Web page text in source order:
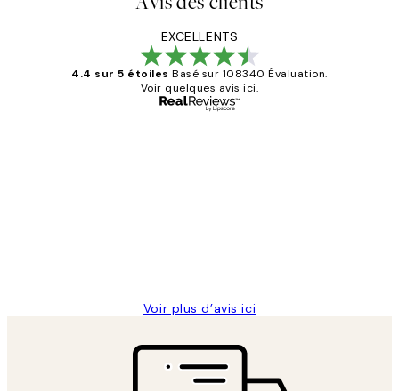
EXCELLENTS
4.4 sur 5 étoiles Basé sur 108340 Évaluation.
Voir quelques avis ici.
Voir plus d’avis ici